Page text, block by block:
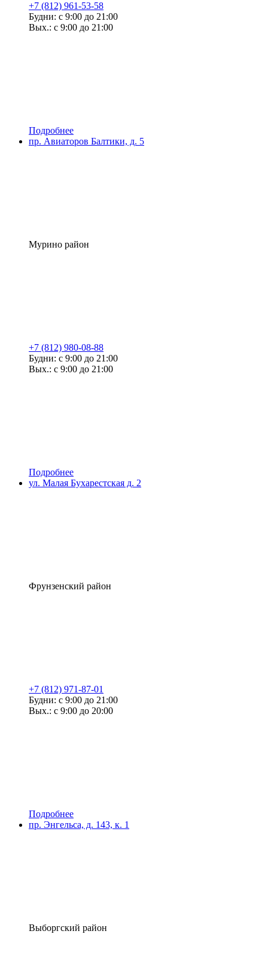
+7 (812) 961-53-58
Будни: с 9:00 до 21:00
Вых.: с 9:00 до 21:00
Подробнее
пр. Авиаторов Балтики, д. 5
Мурино район
+7 (812) 980-08-88
Будни: с 9:00 до 21:00
Вых.: с 9:00 до 21:00
Подробнее
ул. Малая Бухарестская д. 2
Фрунзенский район
+7 (812) 971-87-01
Будни: с 9:00 до 21:00
Вых.: с 9:00 до 20:00
Подробнее
пр. Энгельса, д. 143, к. 1
Выборгский район